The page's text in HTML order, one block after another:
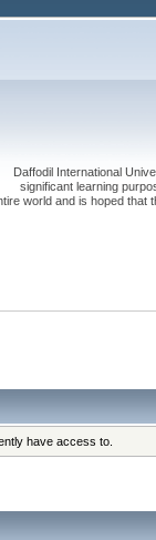
Daffodil International
significant learning
world and is hoped that
have access to.